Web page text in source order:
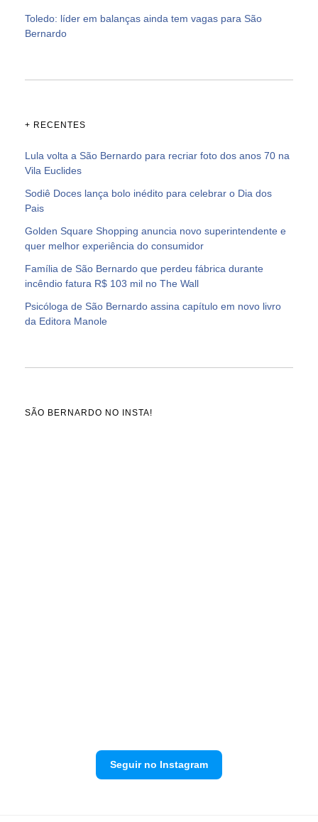
Toledo: líder em balanças ainda tem vagas para São
Bernardo
+ RECENTES
Lula volta a São Bernardo para recriar foto dos anos 70 na
Vila Euclides
Sodiê Doces lança bolo inédito para celebrar o Dia dos
Pais
Golden Square Shopping anuncia novo superintendente e
quer melhor experiência do consumidor
Família de São Bernardo que perdeu fábrica durante
incêndio fatura R$ 103 mil no The Wall
Psicóloga de São Bernardo assina capítulo em novo livro
da Editora Manole
SÃO BERNARDO NO INSTA!
Seguir no Instagram